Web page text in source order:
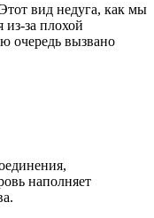
вид недуга, как мы
из-за плохой
очередь вызвано
наполняет